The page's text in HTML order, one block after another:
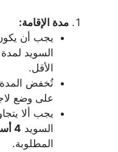
مدة الإقامة:
يجب أن
السويد لمدة
الأقل.
تُخفض
على وضع
يجب ألا
السويد 4 أسابيع سنويًا
المطلوبة.